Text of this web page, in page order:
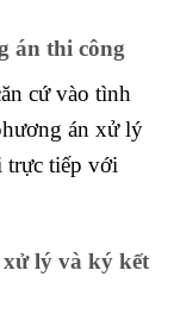
án thi công
cứ vào tình
án xử lý
trực tiếp với
lý và ký kết